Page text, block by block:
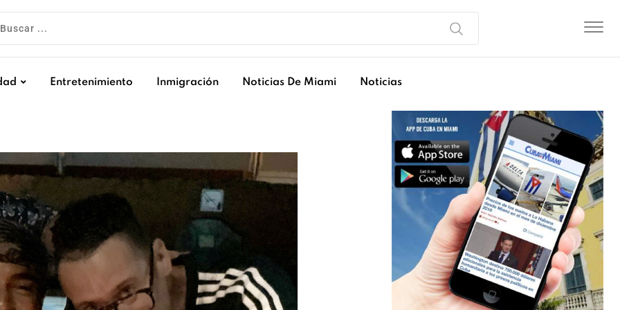
Entretenimiento Inmigración Noticias De Miami Noticias